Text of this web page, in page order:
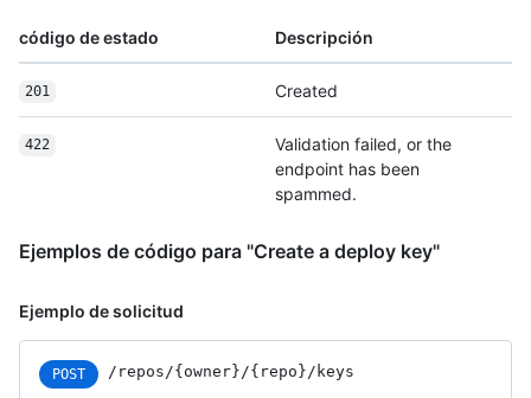
código de estado Descripción
201 Created
422
Validation failed, or the
endpoint has been
spammed.
Ejemplos de código para "Create a deploy key"
Ejemplo de solicitud
POST /repos /{owner} /{repo} /keys